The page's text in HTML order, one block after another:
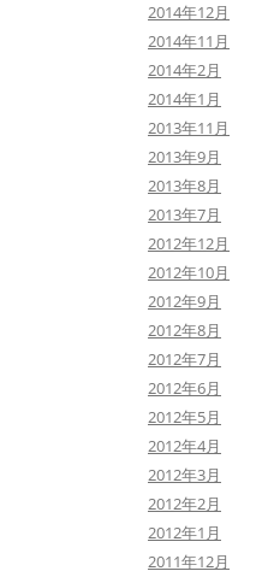
2014年12月
2014年11月
2014年2月
2014年1月
2013年11月
2013年9月
2013年8月
2013年7月
2012年12月
2012年10月
2012年9月
2012年8月
2012年7月
2012年6月
2012年5月
2012年4月
2012年3月
2012年2月
2012年1月
2011年12月